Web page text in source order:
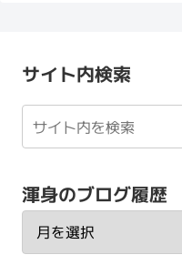
サイト内検索
渾身のブログ履歴